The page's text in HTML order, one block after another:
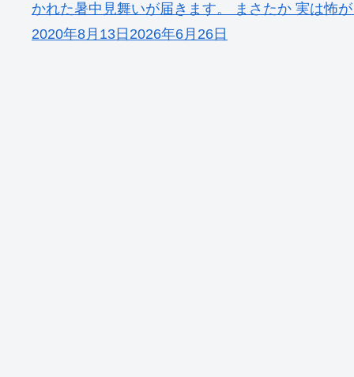
かれた暑中見舞いが届きます。 まさたか 実は怖
2020年8月13日 2026年6月26日